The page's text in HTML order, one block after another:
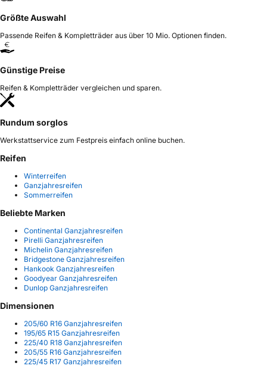
Größte Auswahl
Passende Reifen & Kompletträder aus über 10 Mio. Optionen finden.
Günstige Preise
Reifen & Kompletträder vergleichen und sparen.
Rundum sorglos
Werkstattservice zum Festpreis einfach online buchen.
Reifen
Winterreifen
Ganzjahresreifen
Sommerreifen
Beliebte Marken
Continental Ganzjahresreifen
Pirelli Ganzjahresreifen
Michelin Ganzjahresreifen
Bridgestone Ganzjahresreifen
Hankook Ganzjahresreifen
Goodyear Ganzjahresreifen
Dunlop Ganzjahresreifen
Dimensionen
205/60 R16 Ganzjahresreifen
195/65 R15 Ganzjahresreifen
225/40 R18 Ganzjahresreifen
205/55 R16 Ganzjahresreifen
225/45 R17 Ganzjahresreifen